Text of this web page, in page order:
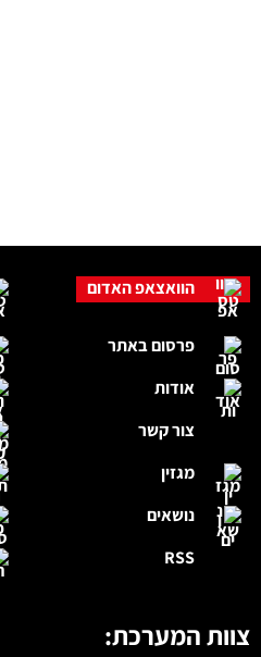
הוואצאפ האדום
פרסום באתר
אודות
צור קשר
מגזין
נושאים
RSS
צוות המערכת: